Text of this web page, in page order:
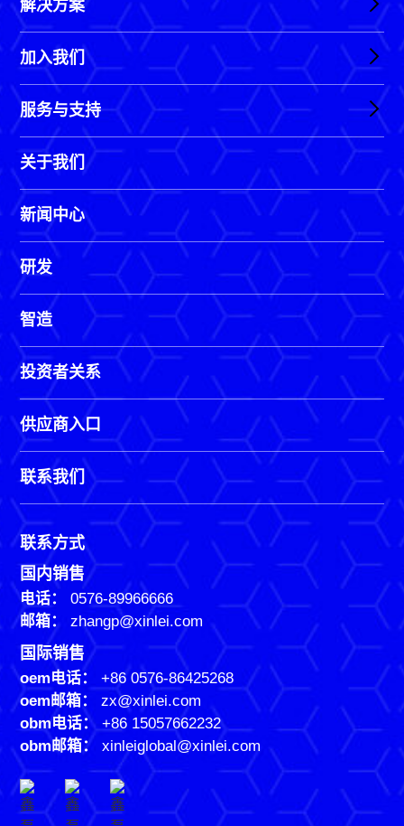
解决方案
加入我们
服务与支持
关于我们
新闻中心
研发
智造
投资者关系
供应商入口
联系我们
联系方式
国内销售
电话：
0576-89966666
邮箱：
zhangp@xinlei.com
国际销售
oem电话：
+86 0576-86425268
oem邮箱：
zx@xinlei.com
obm电话： +86 15057662232
obm邮箱：
xinleiglobal@xinlei.com